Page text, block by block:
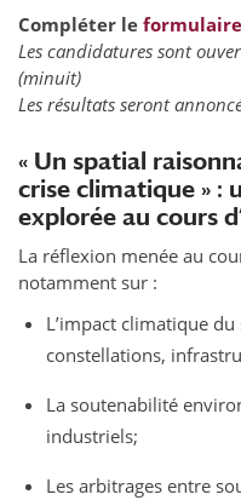
Compléter le
Les candidatures sont
(minuit)
Les résultats seront
« Un spatial
crise climatique » :
explorée au cours
La réflexion menée au
notamment sur :
L’impact climatique
constellations,
La soutenabilité
industriels;
Les arbitrages entre